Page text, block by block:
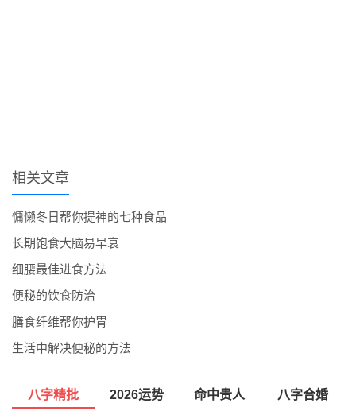
相关文章
慵懒冬日帮你提神的七种食品
长期饱食大脑易早衰
细腰最佳进食方法
便秘的饮食防治
膳食纤维帮你护胃
生活中解决便秘的方法
八字精批 2026运势 命中贵人 八字合婚